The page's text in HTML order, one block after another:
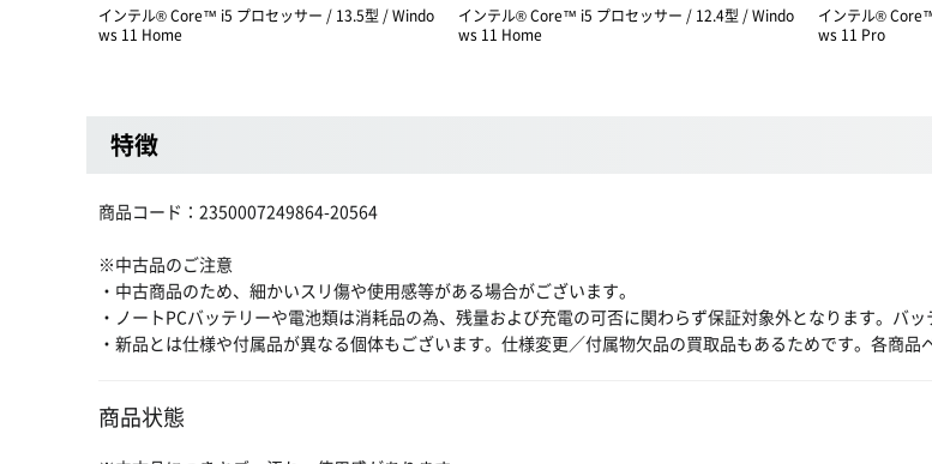
インテル® Core™ i5 プロセッサー / 13.5型 / Windo
ws 11 Home
インテル® Core™ i5 プロセッサー / 12.4型 / Windo
ws 11 Home
インテル®
ws 11 Pro
特徴
商品コード：2350007249864-20564
※中古品のご注意
・中古商品のため、細かいスリ傷や使用感等がある場合がございます。
・ノートPCバッテリーや電池類は消耗品の為、残量および充電の可否に関わらず保証対象外となります。バ
・新品とは仕様や付属品が異なる個体もございます。仕様変更／付属物欠品の買取品もあるためです。各商品
商品状態